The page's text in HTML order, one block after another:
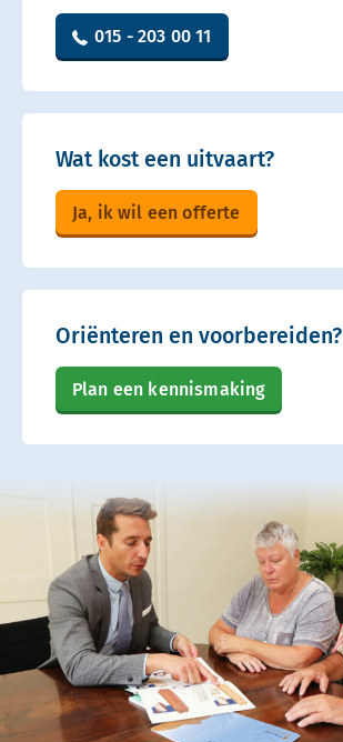
015 - 203 00 11
Wat kost een uitvaart?
Ja, ik wil een offerte
Oriënteren en voorbereiden?
Plan een kennismaking